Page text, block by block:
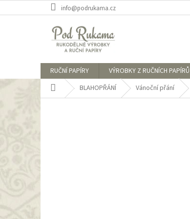
na
info@podrukama.cz
RUČNÍ PAPÍRY VÝROBKY Z RUČNÍCH PAPÍRŮ
Domů BLAHOPŘÁNÍ Vánoční přání